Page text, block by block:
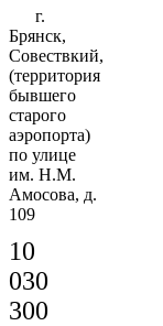
г.
Брянск,
Совествкий,
(территория
бывшего
старого
аэропорта)
по улице
им. Н.М.
Амосова, д.
109
10
030
300